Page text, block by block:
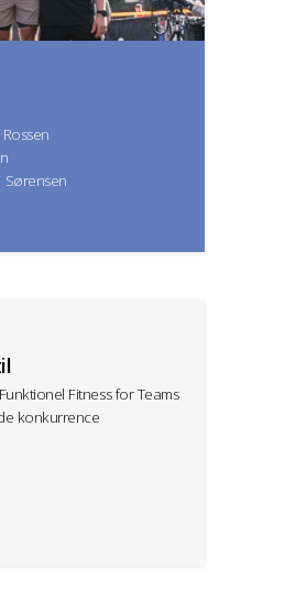
Sørensen
Fitness for Teams
konkurrence